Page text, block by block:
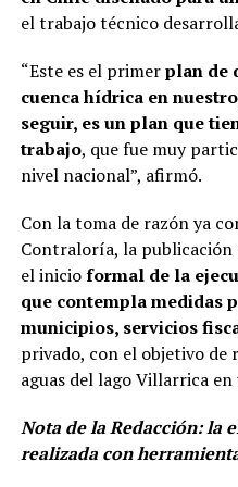
el trabajo técnico
“Este es el primerplan de
cuenca hídrica en
seguir, es un plan que
trabajo, que fue muy
nivel nacional”, afirmó.
Con la toma de razón ya
Contraloría, la publicación
el inicioformal de la
que contempla medidas
municipios, servicios
privado, con el objetivo de
aguas del lago Villarrica
Nota de la Redacción: la
realizada con